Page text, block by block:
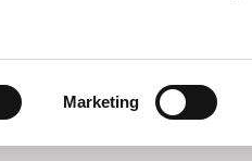
Marketing